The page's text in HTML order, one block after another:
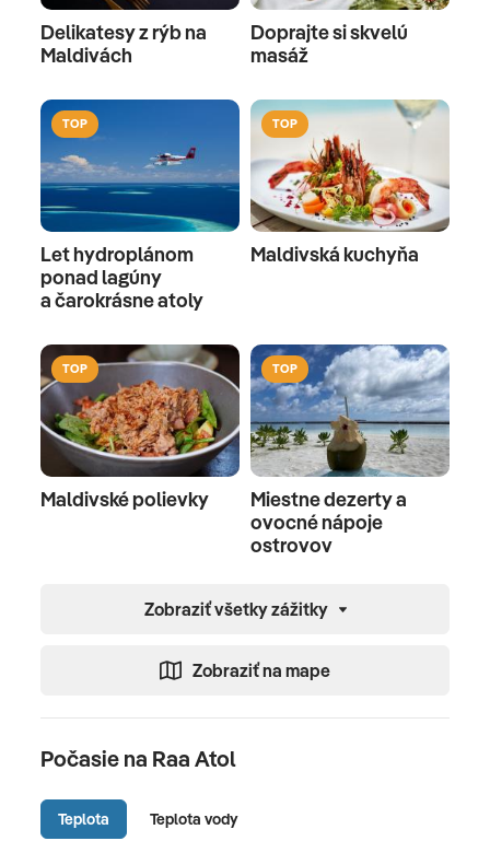
Delikatesy z rýb na
Maldivách
Doprajte si skvelú
masáž
TOP
Let hydroplánom
ponad lagúny
a čarokrásne atoly
TOP
Maldivská kuchyňa
TOP
Maldivské polievky
TOP
Miestne dezerty a
ovocné nápoje
ostrovov
Zobraziť všetky zážitky
Zobraziť na mape
Počasie na Raa Atol
Teplota Teplota vody